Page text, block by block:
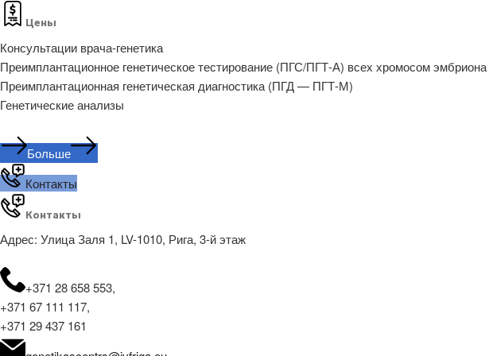
Цены
Консультации врача-генетика
Преимплантационное генетическое тестирование (ПГС/ПГТ-А) всех хромосом эмбриона
Преимплантационная генетическая диагностика (ПГД — ПГТ-М)
Генетические анализы
Больше
Контакты
Контакты
Адрес: Улица Заля 1, LV-1010, Рига, 3-й этаж
+371 28 658 553,
+371 67 111 117,
+371 29 437 161